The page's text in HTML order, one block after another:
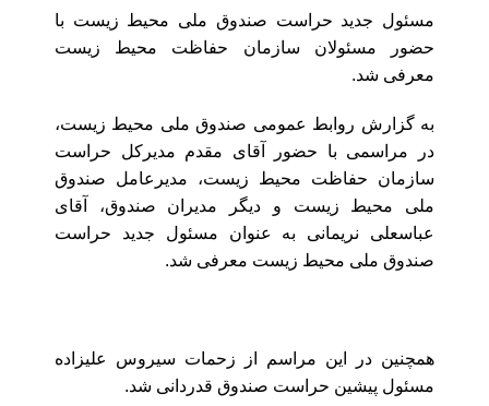
مسئول جدید حراست صندوق ملی محیط زیست با
حضور مسئولان سازمان حفاظت محیط زیست
معرفی شد.
به گزارش روابط عمومی صندوق ملی محیط زیست،
در مراسمی با حضور آقای مقدم مدیرکل حراست
سازمان حفاظت محیط زیست، مدیرعامل صندوق
ملی محیط زیست و دیگر مدیران صندوق، آقای
عباسعلی نریمانی به عنوان مسئول جدید حراست
صندوق ملی محیط زیست معرفی شد.
همچنین در این مراسم از زحمات سیروس علیزاده
مسئول پیشین حراست صندوق قدردانی شد.